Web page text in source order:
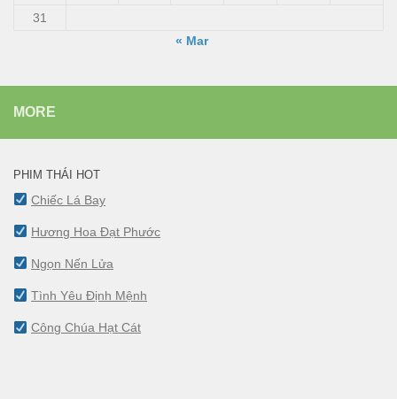
31
« Mar
MORE
PHIM THÁI HOT
Chiếc Lá Bay
Hương Hoa Đạt Phước
Ngọn Nến Lửa
Tình Yêu Định Mệnh
Công Chúa Hạt Cát